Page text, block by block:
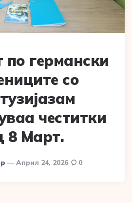
по германски
со
честитки
8 Март.
Април 24, 2026 0